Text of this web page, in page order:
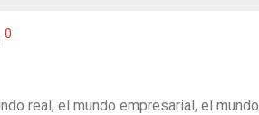
0
real, el mundo empresarial, el mundo